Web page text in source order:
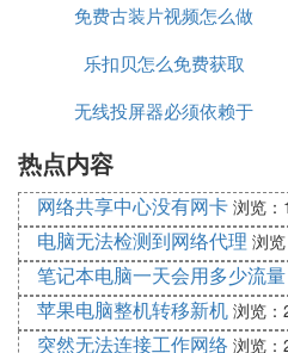
免费古装片视频怎么做
的
乐扣贝怎么免费获取
无线投屏器必须依赖于
热点内容
网络共享中心没有网卡 浏览
电脑无法检测到网络代理 浏
笔记本电脑一天会用多少流量
苹果电脑整机转移新机 浏览
突然无法连接工作网络 浏览：